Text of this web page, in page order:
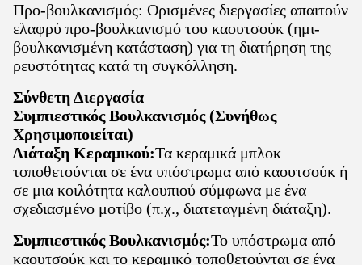
Προ-βουλκανισμός: Ορισμένες διεργασίες απαιτούν
ελαφρύ προ-βουλκανισμό του καουτσούκ (ημι-
βουλκανισμένη κατάσταση) για τη διατήρηση της
ρευστότητας κατά τη συγκόλληση.
Σύνθετη Διεργασία
Συμπιεστικός Βουλκανισμός (Συνήθως
Χρησιμοποιείται)
Διάταξη Κεραμικού:Τα κεραμικά μπλοκ
τοποθετούνται σε ένα υπόστρωμα από καουτσούκ ή
σε μια κοιλότητα καλουπιού σύμφωνα με ένα
σχεδιασμένο μοτίβο (π.χ., διατεταγμένη διάταξη).
Συμπιεστικός Βουλκανισμός:Το υπόστρωμα από
καουτσούκ και το κεραμικό τοποθετούνται σε ένα